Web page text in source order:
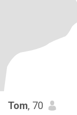
Tom, 70